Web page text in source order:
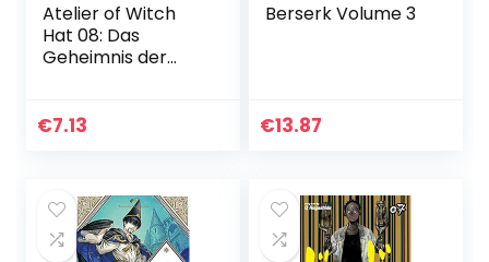
Atelier of Witch
Hat 08: Das
Geheimnis der
€7.13
Berserk Volume 3
€13.87